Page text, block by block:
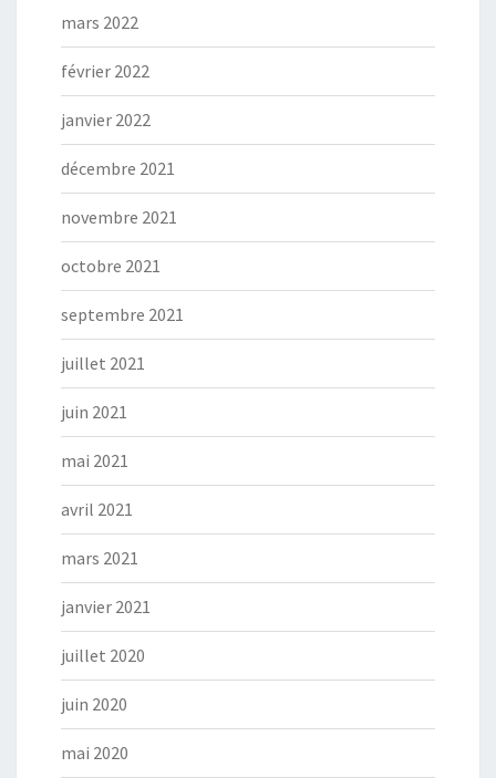
mars 2022
février 2022
janvier 2022
décembre 2021
novembre 2021
octobre 2021
septembre 2021
juillet 2021
juin 2021
mai 2021
avril 2021
mars 2021
janvier 2021
juillet 2020
juin 2020
mai 2020